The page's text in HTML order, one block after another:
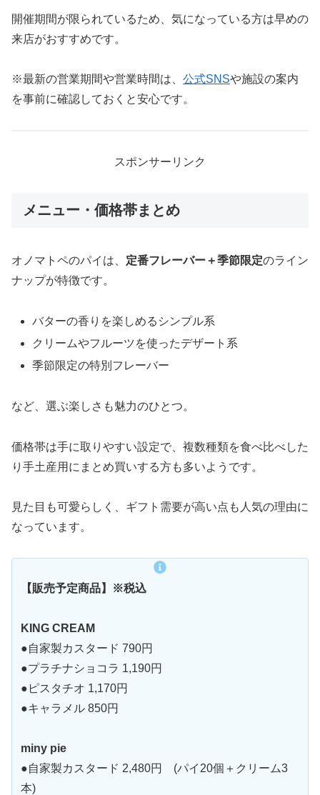
開催期間が限られているため、気になっている方は早めの
来店がおすすめです。
※最新の営業期間や営業時間は、 公式SNSや施設の案内
を事前に確認しておくと安心です。
スポンサーリンク
メニュー・価格帯まとめ
オノマトペのパイは、 定番フレーバー＋季節限定のライン
ナップが特徴です。
バターの香りを楽しめるシンプル系
クリームやフルーツを使ったデザート系
季節限定の特別フレーバー
など、選ぶ楽しさも魅力のひとつ。
価格帯は手に取りやすい設定で、複数種類を食べ比べした
り手土産用にまとめ買いする方も多いようです。
見た目も可愛らしく、ギフト需要が高い点も人気の理由に
なっています。
【販売予定商品】※税込
KING CREAM
●自家製カスタード 790円
●プラチナショコラ 1,190円
●ピスタチオ 1,170円
●キャラメル 850円
miny pie
●自家製カスタード 2,480円 (パイ20個＋クリーム3
本)